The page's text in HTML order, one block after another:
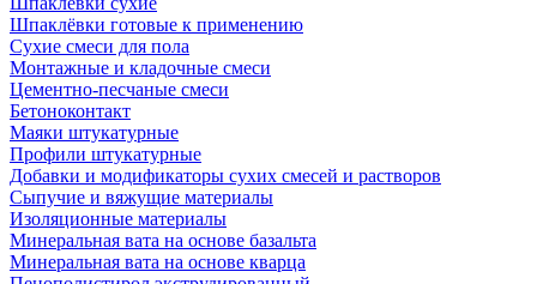
Шпаклёвки готовые к применению
Сухие смеси для пола
Монтажные и кладочные смеси
Цементно-песчаные смеси
Бетоноконтакт
Маяки штукатурные
Профили штукатурные
Добавки и модификаторы сухих смесей и растворов
Сыпучие и вяжущие материалы
Изоляционные материалы
Минеральная вата на основе базальта
Минеральная вата на основе кварца